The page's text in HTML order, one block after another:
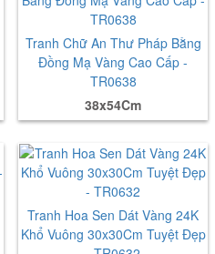
Tranh Chữ An Thư Pháp Bằng
Đồng Mạ Vàng Cao Cấp -
TR0638
38x54Cm
Tranh Hoa Sen Dát Vàng 24K
Khổ Vuông 30x30Cm Tuyệt Đẹp